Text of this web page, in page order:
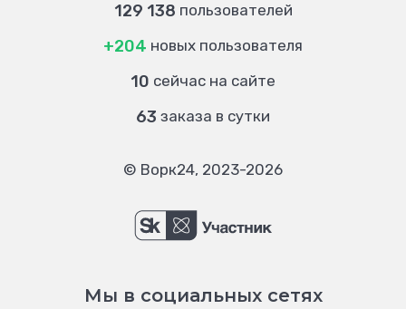
129 138 пользователей
+204 новых пользователя
10 сейчас на сайте
63 заказа в сутки
© Ворк24, 2023-2026
Мы в социальных сетях